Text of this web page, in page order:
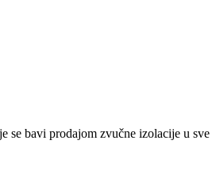
se bavi prodajom zvučne izolacije u sve